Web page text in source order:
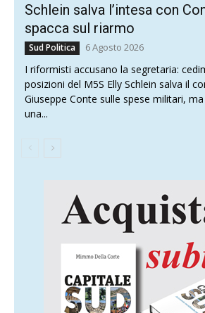
Schlein salva l’intesa con
spacca sul riarmo
Sud Politica 6 Agosto 2026
I riformisti accusano la segretaria:
posizioni del M5S Elly Schlein salva il
Giuseppe Conte sulle spese militari,
una...